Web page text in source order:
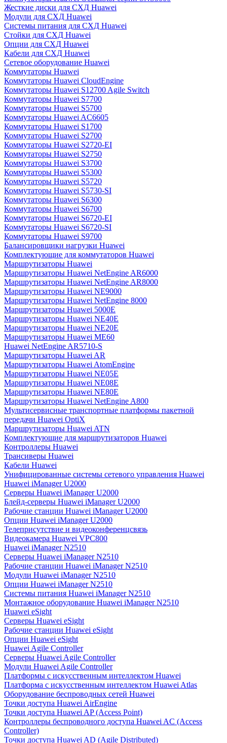
Жесткие диски для СХД Huawei
Модули для СХД Huawei
Системы питания для СХД Huawei
Стойки для СХД Huawei
Опции для СХД Huawei
Кабели для СХД Huawei
Сетевое оборудование Huawei
Коммутаторы Huawei
Коммутаторы Huawei CloudEngine
Коммутаторы Huawei S12700 Agile Switch
Коммутаторы Huawei S7700
Коммутаторы Huawei S5700
Коммутаторы Huawei AC6605
Коммутаторы Huawei S1700
Коммутаторы Huawei S2700
Коммутаторы Huawei S2720-EI
Коммутаторы Huawei S2750
Коммутаторы Huawei S3700
Коммутаторы Huawei S5300
Коммутаторы Huawei S5720
Коммутаторы Huawei S5730-SI
Коммутаторы Huawei S6300
Коммутаторы Huawei S6700
Коммутаторы Huawei S6720-EI
Коммутаторы Huawei S6720-SI
Коммутаторы Huawei S9700
Балансировщики нагрузки Huawei
Комплектующие для коммутаторов Huawei
Маршрутизаторы Huawei
Маршрутизаторы Huawei NetEngine AR6000
Маршрутизаторы Huawei NetEngine AR8000
Маршрутизаторы Huawei NE9000
Маршрутизаторы Huawei NetEngine 8000
Маршрутизаторы Huawei 5000E
Маршрутизаторы Huawei NE40E
Маршрутизаторы Huawei NE20E
Маршрутизаторы Huawei ME60
Huawei NetEngine AR5710-S
Маршрутизаторы Huawei AR
Маршрутизаторы Huawei AtomEngine
Маршрутизаторы Huawei NE05E
Маршрутизаторы Huawei NE08E
Маршрутизаторы Huawei NE80E
Маршрутизаторы Huawei NetEngine A800
Мультисервисные транспортные платформы пакетной
передачи Huawei OptiX
Маршрутизаторы Huawei ATN
Комплектующие для маршрутизаторов Huawei
Контроллеры Huawei
Трансиверы Huawei
Кабели Huawei
Унифицированные системы сетевого управления Huawei
Huawei iManager U2000
Серверы Huawei iManager U2000
Блейд-серверы Huawei iManager U2000
Рабочие станции Huawei iManager U2000
Опции Huawei iManager U2000
Телеприсутствие и видеоконференцсвязь
Видеокамера Huawei VPC800
Huawei iManager N2510
Серверы Huawei iManager N2510
Рабочие станции Huawei iManager N2510
Модули Huawei iManager N2510
Опции Huawei iManager N2510
Системы питания Huawei iManager N2510
Монтажное оборудование Huawei iManager N2510
Huawei eSight
Серверы Huawei eSight
Рабочие станции Huawei eSight
Опции Huawei eSight
Huawei Agile Controller
Серверы Huawei Agile Controller
Модули Huawei Agile Controller
Платформы с искусственным интеллектом Huawei
Платформа с искусственным интеллектом Huawei Atlas
Оборудование беспроводных сетей Huawei
Точки доступа Huawei AirEngine
Точки доступа Huawei AP (Access Point)
Контроллеры беспроводного доступа Huawei AC (Access
Controller)
Точки доступа Huawei AD (Agile Distributed)